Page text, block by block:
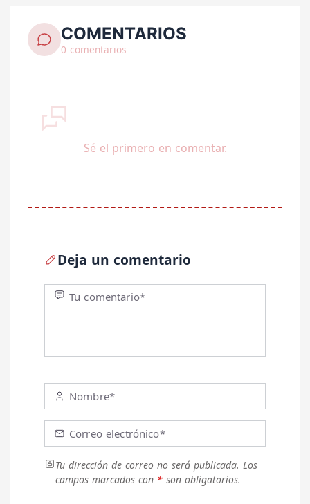
COMENTARIOS
0 comentarios
Sé el primero en comentar.
Deja un comentario
Tu comentario*
Nombre*
Correo electrónico*
Tu dirección de correo no será publicada. Los
campos marcados con * son obligatorios.